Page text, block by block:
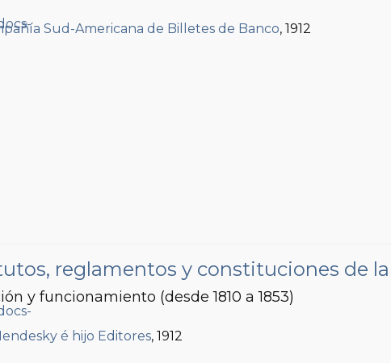
Sud-Americana de Billetes de Banco, 1912
reglamentos y constituciones de
y funcionamiento (desde 1810 a 1853)
é hijo Editores, 1912